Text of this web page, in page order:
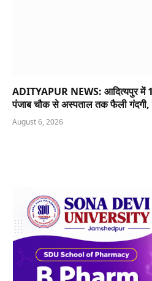
ADITYAPUR NEWS: आदित्यपुर में
पंजाब चौक से अस्पताल तक फैली गंदगी,
August 6, 2026